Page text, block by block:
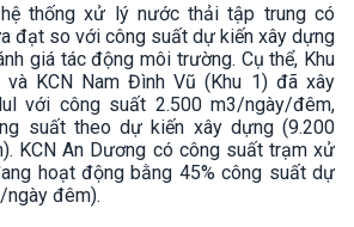
thống xử lý nước thải tập trung có
đạt so với công suất dự kiến xây dựng
giá tác động môi trường. Cụ thể, Khu
và KCN Nam Đình Vũ (Khu 1) đã xây
với công suất 2.500 m3/ngày/đêm,
suất theo dự kiến xây dựng (9.200
KCN An Dương có công suất trạm xử
hoạt động bằng 45% công suất dự
ngày đêm).